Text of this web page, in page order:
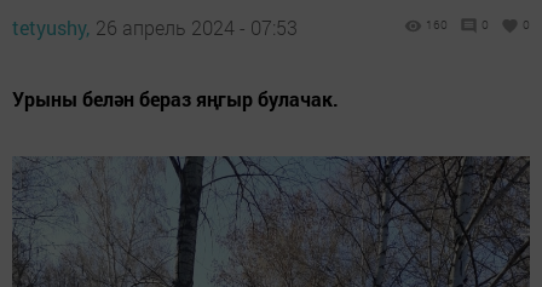
tetyushy, 26 апрель 2024 - 07:53 160 0 0
Урыны белән бераз яңгыр булачак.